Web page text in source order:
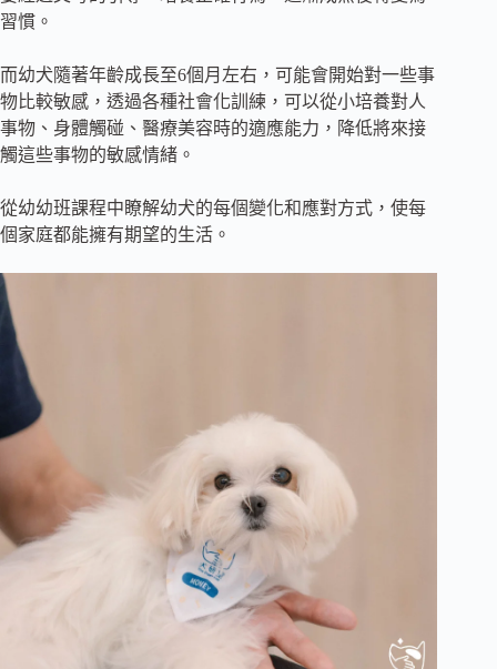
習慣。
而幼犬隨著年齡成長至6個月左右，可能會開始對一些事
物比較敏感，透過各種社會化訓練，可以從小培養對人
事物、身體觸碰、醫療美容時的適應能力，降低將來接
觸這些事物的敏感情緒。
從幼幼班課程中瞭解幼犬的每個變化和應對方式，使每
個家庭都能擁有期望的生活。